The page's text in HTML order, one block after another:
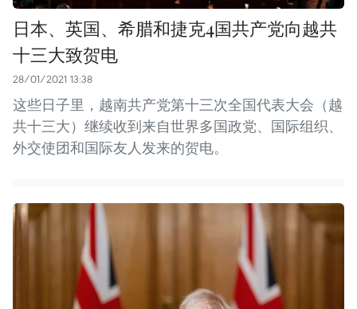
日本、英国、希腊和捷克4国共产党向越共
十三大致贺电
28/01/2021 13:38
这些日子里，越南共产党第十三次全国代表大会（越
共十三大）继续收到来自世界多国政党、国际组织、
外交使团和国际友人发来的贺电。